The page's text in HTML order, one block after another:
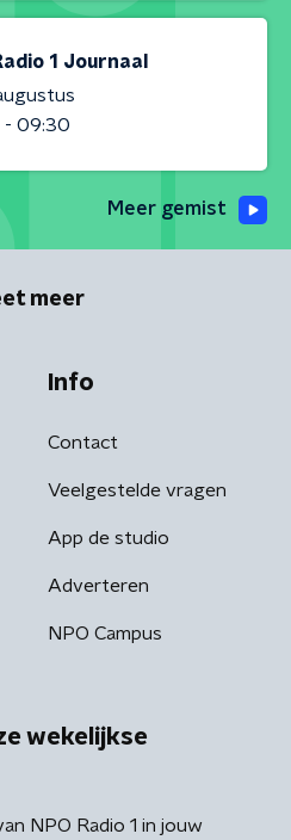
1 Journaal
09:30
Meer gemist
meer
Info
Contact
Veelgestelde vragen
App de studio
Adverteren
NPO Campus
wekelijkse
NPO Radio 1 in jouw